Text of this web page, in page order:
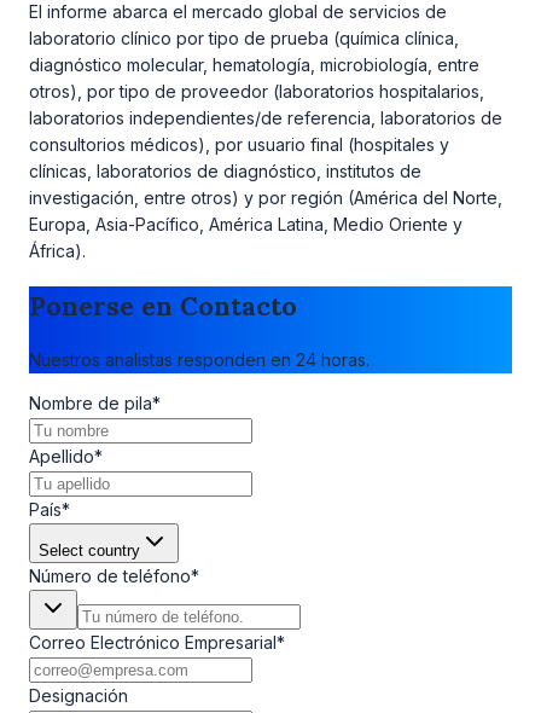
El informe abarca el mercado global de servicios de
laboratorio clínico por tipo de prueba (química clínica,
diagnóstico molecular, hematología, microbiología, entre
otros), por tipo de proveedor (laboratorios hospitalarios,
laboratorios independientes/de referencia, laboratorios de
consultorios médicos), por usuario final (hospitales y
clínicas, laboratorios de diagnóstico, institutos de
investigación, entre otros) y por región (América del Norte,
Europa, Asia-Pacífico, América Latina, Medio Oriente y
África).
Ponerse en Contacto
Nuestros analistas responden en 24 horas.
Nombre de pila*
Apellido*
País*
Select country
Número de teléfono*
Correo Electrónico Empresarial*
Designación